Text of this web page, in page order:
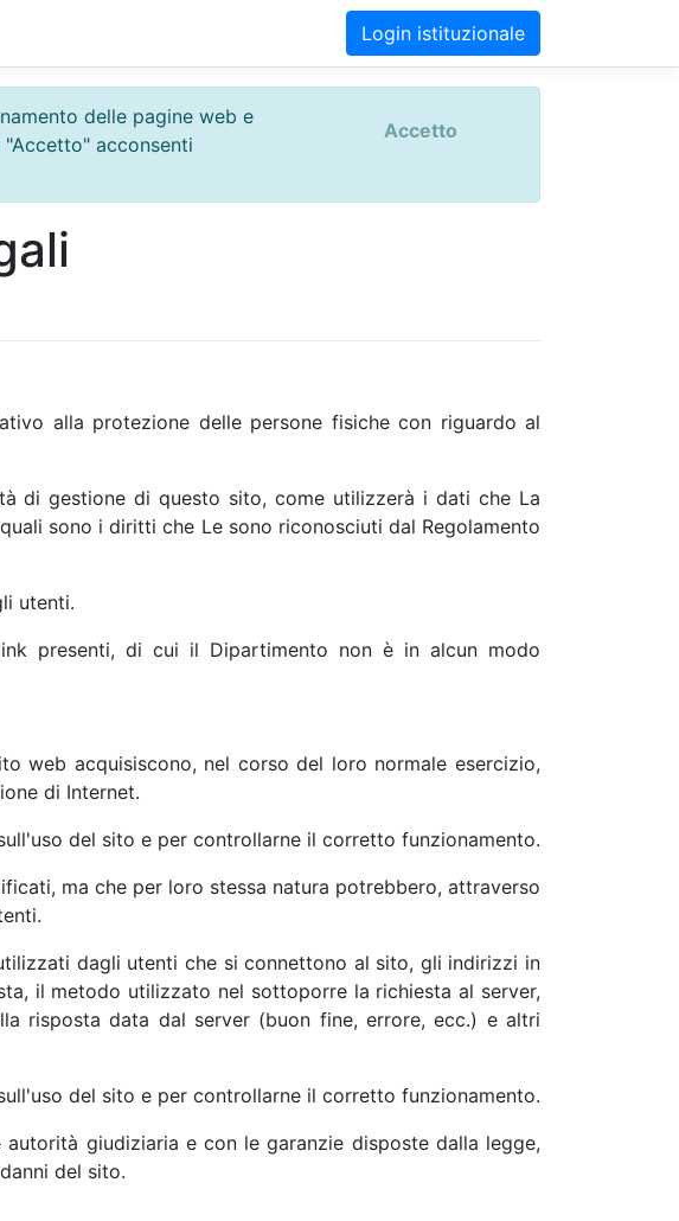
Login istituzionale
delle pagine web e
acconsenti
Accetto
alla protezione delle persone fisiche con riguardo al
di gestione di questo sito, come utilizzerà i dati che La
sono i diritti che Le sono riconosciuti dal Regolamento
utenti.
presenti, di cui il Dipartimento non è in alcun modo
web acquisiscono, nel corso del loro normale esercizio,
di Internet.
del sito e per controllarne il corretto funzionamento.
ma che per loro stessa natura potrebbero, attraverso
dagli utenti che si connettono al sito, gli indirizzi in
il metodo utilizzato nel sottoporre la richiesta al server,
risposta data dal server (buon fine, errore, ecc.) e altri
del sito e per controllarne il corretto funzionamento.
giudiziaria e con le garanzie disposte dalla legge,
del sito.